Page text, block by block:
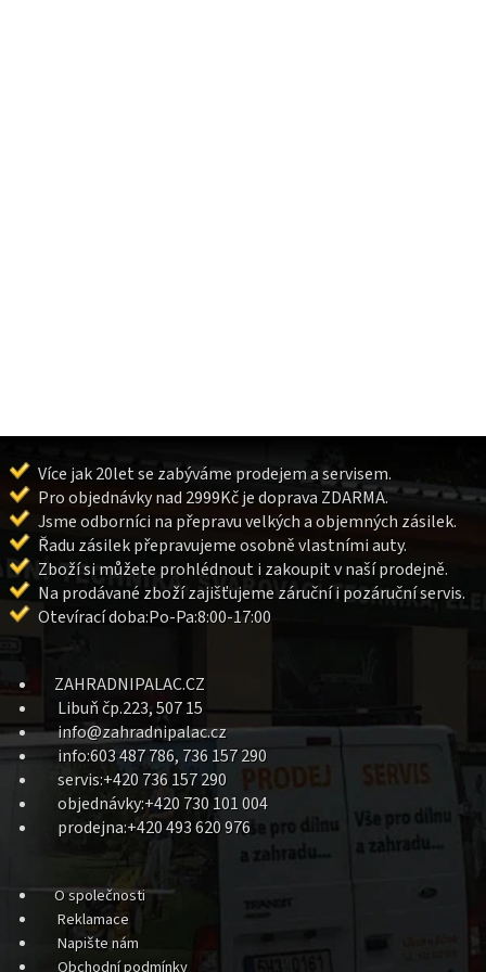
Více jak 20let se zabýváme prodejem a servisem.
Pro objednávky nad 2999Kč je doprava ZDARMA.
Jsme odborníci na přepravu velkých a objemných zásilek.
Řadu zásilek přepravujeme osobně vlastními auty.
Zboží si můžete prohlédnout i zakoupit v naší prodejně.
Na prodávané zboží zajišťujeme záruční i pozáruční servis.
Otevírací doba:Po-Pa:8:00-17:00
ZAHRADNIPALAC.CZ
Libuň čp.223, 507 15
info@zahradnipalac.cz
info:603 487 786, 736 157 290
servis:+420 736 157 290
objednávky:+420 730 101 004
prodejna:+420 493 620 976
O společnosti
Reklamace
Napište nám
Obchodní podmínky